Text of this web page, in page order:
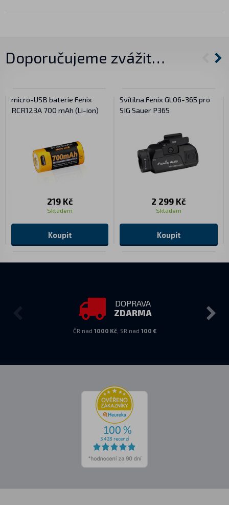
Doporučujeme zvážit…
micro-USB baterie Fenix
RCR123A 700 mAh (Li-ion)
219 Kč
Skladem
Koupit
Svítilna Fenix GL06-365 pro
SIG Sauer P365
2 299 Kč
Skladem
Koupit
DOPRAVA
ZDARMA
ČR nad 1000 Kč, SR nad 100 €